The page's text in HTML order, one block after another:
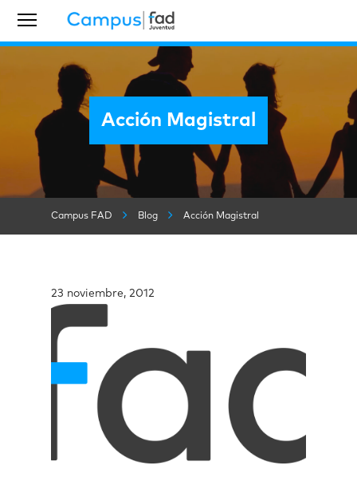
Acción Magistral
Campus FAD Blog Acción Magistral
23 noviembre, 2012